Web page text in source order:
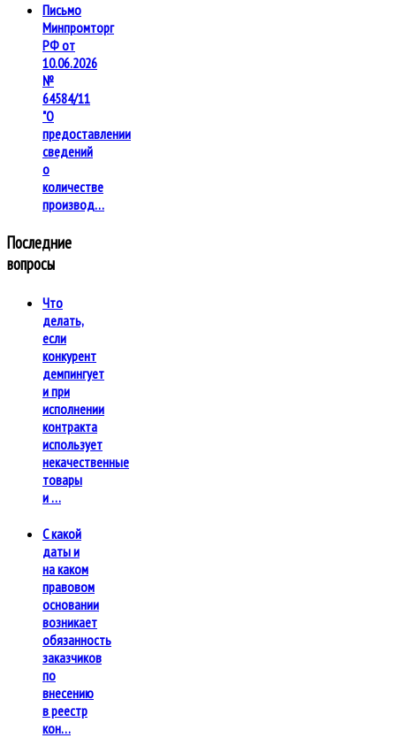
Письмо
Минпромторг
РФ от
10.06.2026
№
64584/11
"О
предоставлении
сведений
о
количестве
производ…
Последние
вопросы
Что
делать,
если
конкурент
демпингует
и при
исполнении
контракта
использует
некачественные
товары
и …
С какой
даты и
на каком
правовом
основании
возникает
обязанность
заказчиков
по
внесению
в реестр
кон…